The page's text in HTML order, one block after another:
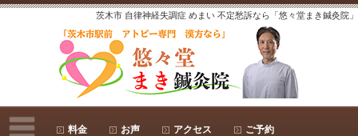
茨木市 自律神経失調症 めまい 不定愁訴なら「悠々堂まき鍼灸院」
料金 お声 アクセス ご予約